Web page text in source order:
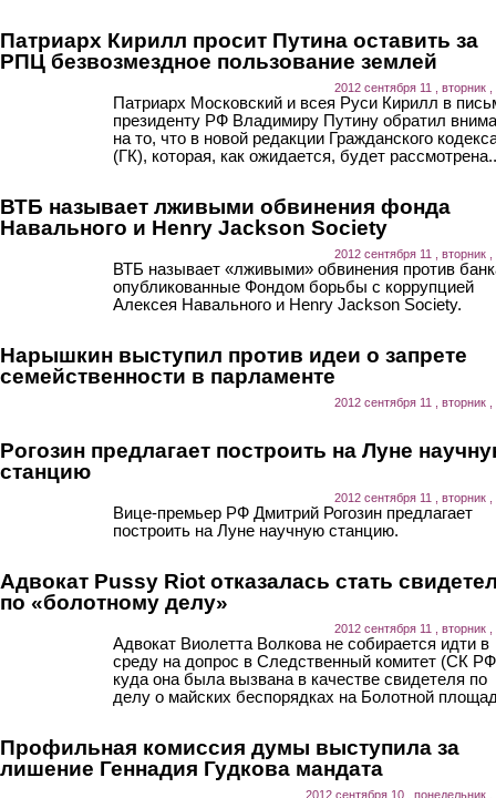
Патриарх Кирилл просит Путина оставить за
РПЦ безвозмездное пользование землей
2012 сентября 11 , вторник ,
Патриарх Московский и всея Руси Кирилл в
президенту РФ Владимиру Путину обратил
на то, что в новой редакции Гражданского
(ГК), которая, как ожидается, будет
ВТБ называет лживыми обвинения фонда
Навального и Henry Jackson Society
2012 сентября 11 , вторник ,
ВТБ называет «лживыми» обвинения против
опубликованные Фондом борьбы с коррупцией
Алексея Навального и Henry Jackson Society.
Нарышкин выступил против идеи о запрете
семейственности в парламенте
2012 сентября 11 , вторник ,
Рогозин предлагает построить на Луне
станцию
2012 сентября 11 , вторник ,
Вице-премьер РФ Дмитрий Рогозин предлагает
построить на Луне научную станцию.
Адвокат Pussy Riot отказалась стать
по «болотному делу»
2012 сентября 11 , вторник ,
Адвокат Виолетта Волкова не собирается идти в
среду на допрос в Следственный комитет (СК
куда она была вызвана в качестве свидетеля по
делу о майских беспорядках на Болотной
Профильная комиссия думы выступила за
лишение Геннадия Гудкова мандата
2012 сентября 10 , понедельник ,